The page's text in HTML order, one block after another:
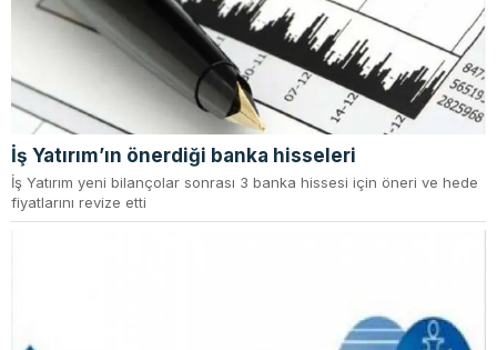
İş Yatırım’ın önerdiği banka hisseleri
İş Yatırım yeni bilançolar sonrası 3 banka hissesi için öneri ve hede
fiyatlarını revize etti